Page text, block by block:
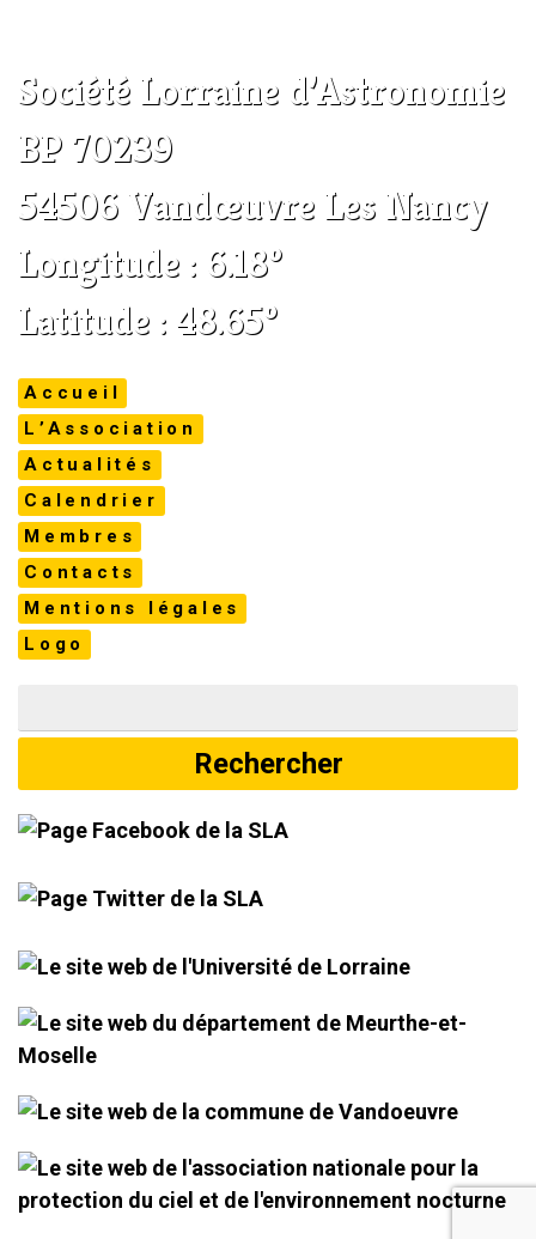
Société Lorraine d’Astronomie
BP 70239
54506 Vandœuvre Les Nancy
Longitude : 6.18°
Latitude : 48.65°
Accueil
L’Association
Actualités
Calendrier
Membres
Contacts
Mentions légales
Logo